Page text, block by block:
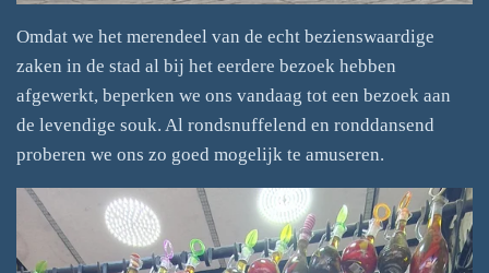
Omdat we het merendeel van de echt bezienswaardige
zaken in de stad al bij het eerdere bezoek hebben
afgewerkt, beperken we ons vandaag tot een bezoek aan
de levendige souk. Al rondsnuffelend en ronddansend
proberen we ons zo goed mogelijk te amuseren.